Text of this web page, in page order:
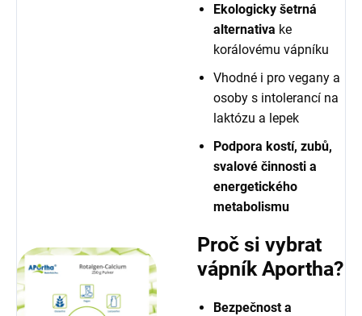
Ekologicky šetrná
alternativa ke
korálovému vápníku
Vhodné i pro vegany a
osoby s intolerancí na
laktózu a lepek
Podpora kostí, zubů,
svalové činnosti a
energetického
metabolismu
Proč si vybrat
vápník Aportha?
Bezpečnost a